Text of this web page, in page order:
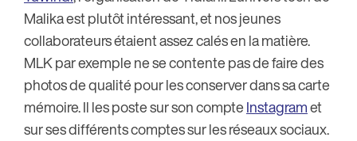
Malika est plutôt intéressant, et nos jeunes
collaborateurs étaient assez calés en la matière.
MLK par exemple ne se contente pas de faire des
photos de qualité pour les conserver dans sa carte
mémoire. Il les poste sur son compteInstagramet
sur ses différents comptes sur les réseaux sociaux.